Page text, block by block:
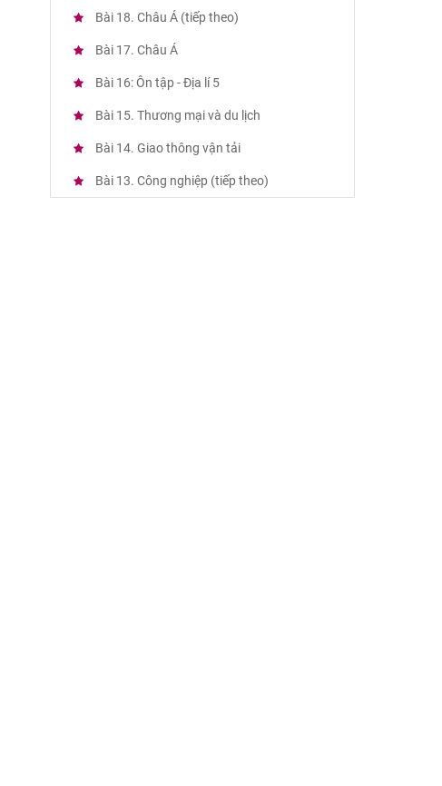
Bài 18. Châu Á (tiếp theo)
Bài 17. Châu Á
Bài 16: Ôn tập - Địa lí 5
Bài 15. Thương mại và du lịch
Bài 14. Giao thông vận tải
Bài 13. Công nghiệp (tiếp theo)